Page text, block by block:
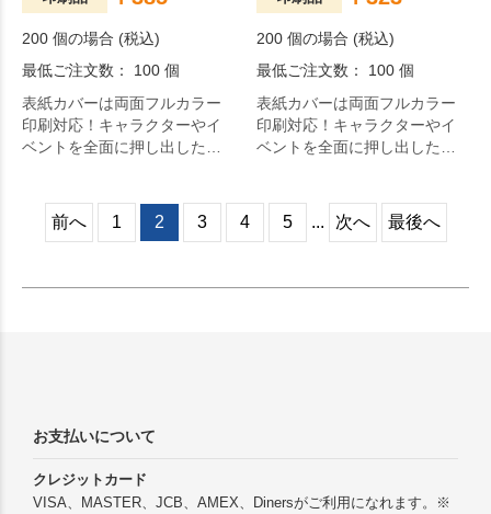
200 個の場合 (税込)
最低ご注文数： 100 個
表紙カバーは両面フルカラー
印刷対応！キャラクターやイ
ベントを全面に押し出したオ
200 個の場合 (税込)
最低ご注文数： 100 個
表紙カバーは両面フルカラー
印刷対応！キャラクターやイ
ベントを全面に押し出したオ
前へ 1 2 3 4 5 ... 次へ 最後へ
お支払いについて
クレジットカード
VISA、MASTER、JCB、AMEX、Dinersがご利用になれます。※